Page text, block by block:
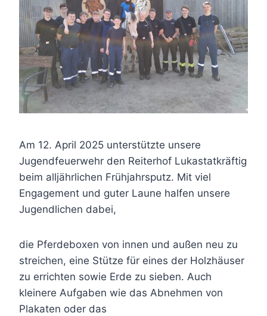
Am 12. April 2025 unterstützte unsere
Jugendfeuerwehr den Reiterhof Lukastatkräftig
beim alljährlichen Frühjahrsputz. Mit viel
Engagement und guter Laune halfen unsere
Jugendlichen dabei,
die Pferdeboxen von innen und außen neu zu
streichen, eine Stütze für eines der Holzhäuser
zu errichten sowie Erde zu sieben. Auch
kleinere Aufgaben wie das Abnehmen von
Plakaten oder das